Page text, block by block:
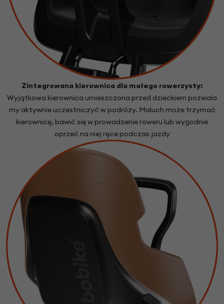
Zintegrowana kierownica dla małego rowerzysty:
Wyjątkowa kierownica umieszczona przed dzieckiem pozwala
my aktywnie uczestniczyć w podróży. Maluch może trzymać
kierownicę, bawić się w prowadzenie roweru lub wygodnie
oprzeć na niej ręce podczas jazdy